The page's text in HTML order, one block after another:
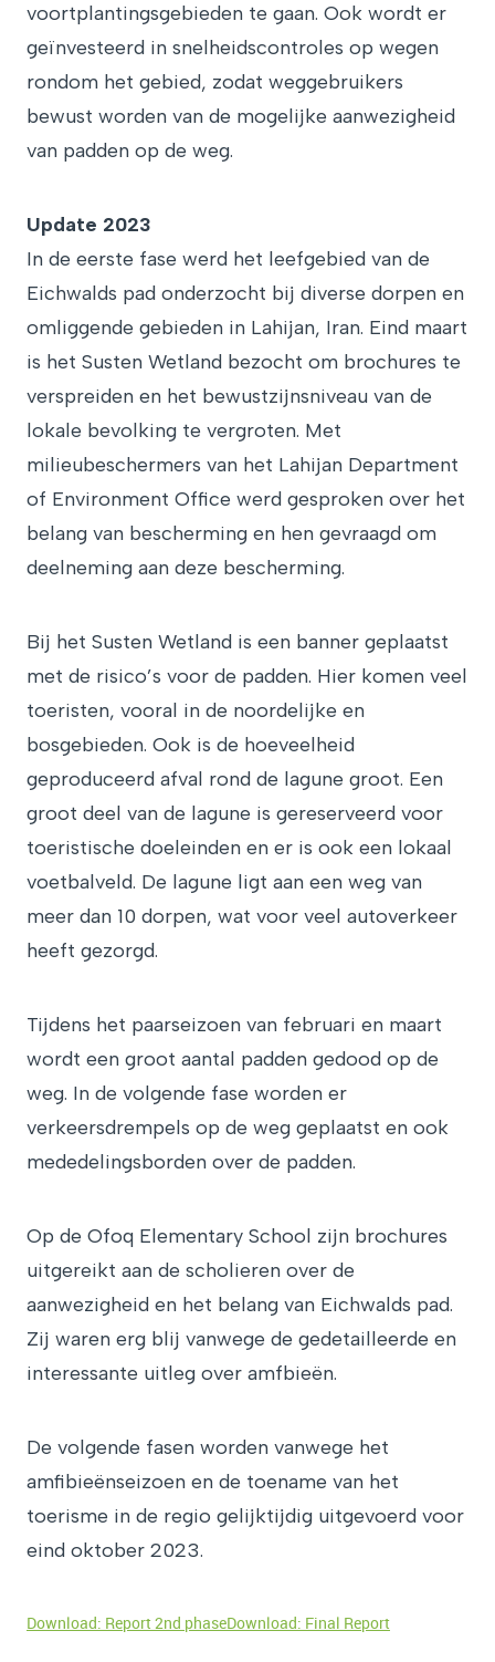
voortplantingsgebieden te gaan. Ook wordt er
geïnvesteerd in snelheidscontroles op wegen
rondom het gebied, zodat weggebruikers
bewust worden van de mogelijke aanwezigheid
van padden op de weg.
Update 2023
In de eerste fase werd het leefgebied van de
Eichwalds pad onderzocht bij diverse dorpen en
omliggende gebieden in Lahijan, Iran. Eind maart
is het Susten Wetland bezocht om brochures te
verspreiden en het bewustzijnsniveau van de
lokale bevolking te vergroten. Met
milieubeschermers van het Lahijan Department
of Environment Office werd gesproken over het
belang van bescherming en hen gevraagd om
deelneming aan deze bescherming.
Bij het Susten Wetland is een banner geplaatst
met de risico’s voor de padden. Hier komen veel
toeristen, vooral in de noordelijke en
bosgebieden. Ook is de hoeveelheid
geproduceerd afval rond de lagune groot. Een
groot deel van de lagune is gereserveerd voor
toeristische doeleinden en er is ook een lokaal
voetbalveld. De lagune ligt aan een weg van
meer dan 10 dorpen, wat voor veel autoverkeer
heeft gezorgd.
Tijdens het paarseizoen van februari en maart
wordt een groot aantal padden gedood op de
weg. In de volgende fase worden er
verkeersdrempels op de weg geplaatst en ook
mededelingsborden over de padden.
Op de Ofoq Elementary School zijn brochures
uitgereikt aan de scholieren over de
aanwezigheid en het belang van Eichwalds pad.
Zij waren erg blij vanwege de gedetailleerde en
interessante uitleg over amfbieën.
De volgende fasen worden vanwege het
amfibieënseizoen en de toename van het
toerisme in de regio gelijktijdig uitgevoerd voor
eind oktober 2023.
Download: Report 2nd phaseDownload: Final Report